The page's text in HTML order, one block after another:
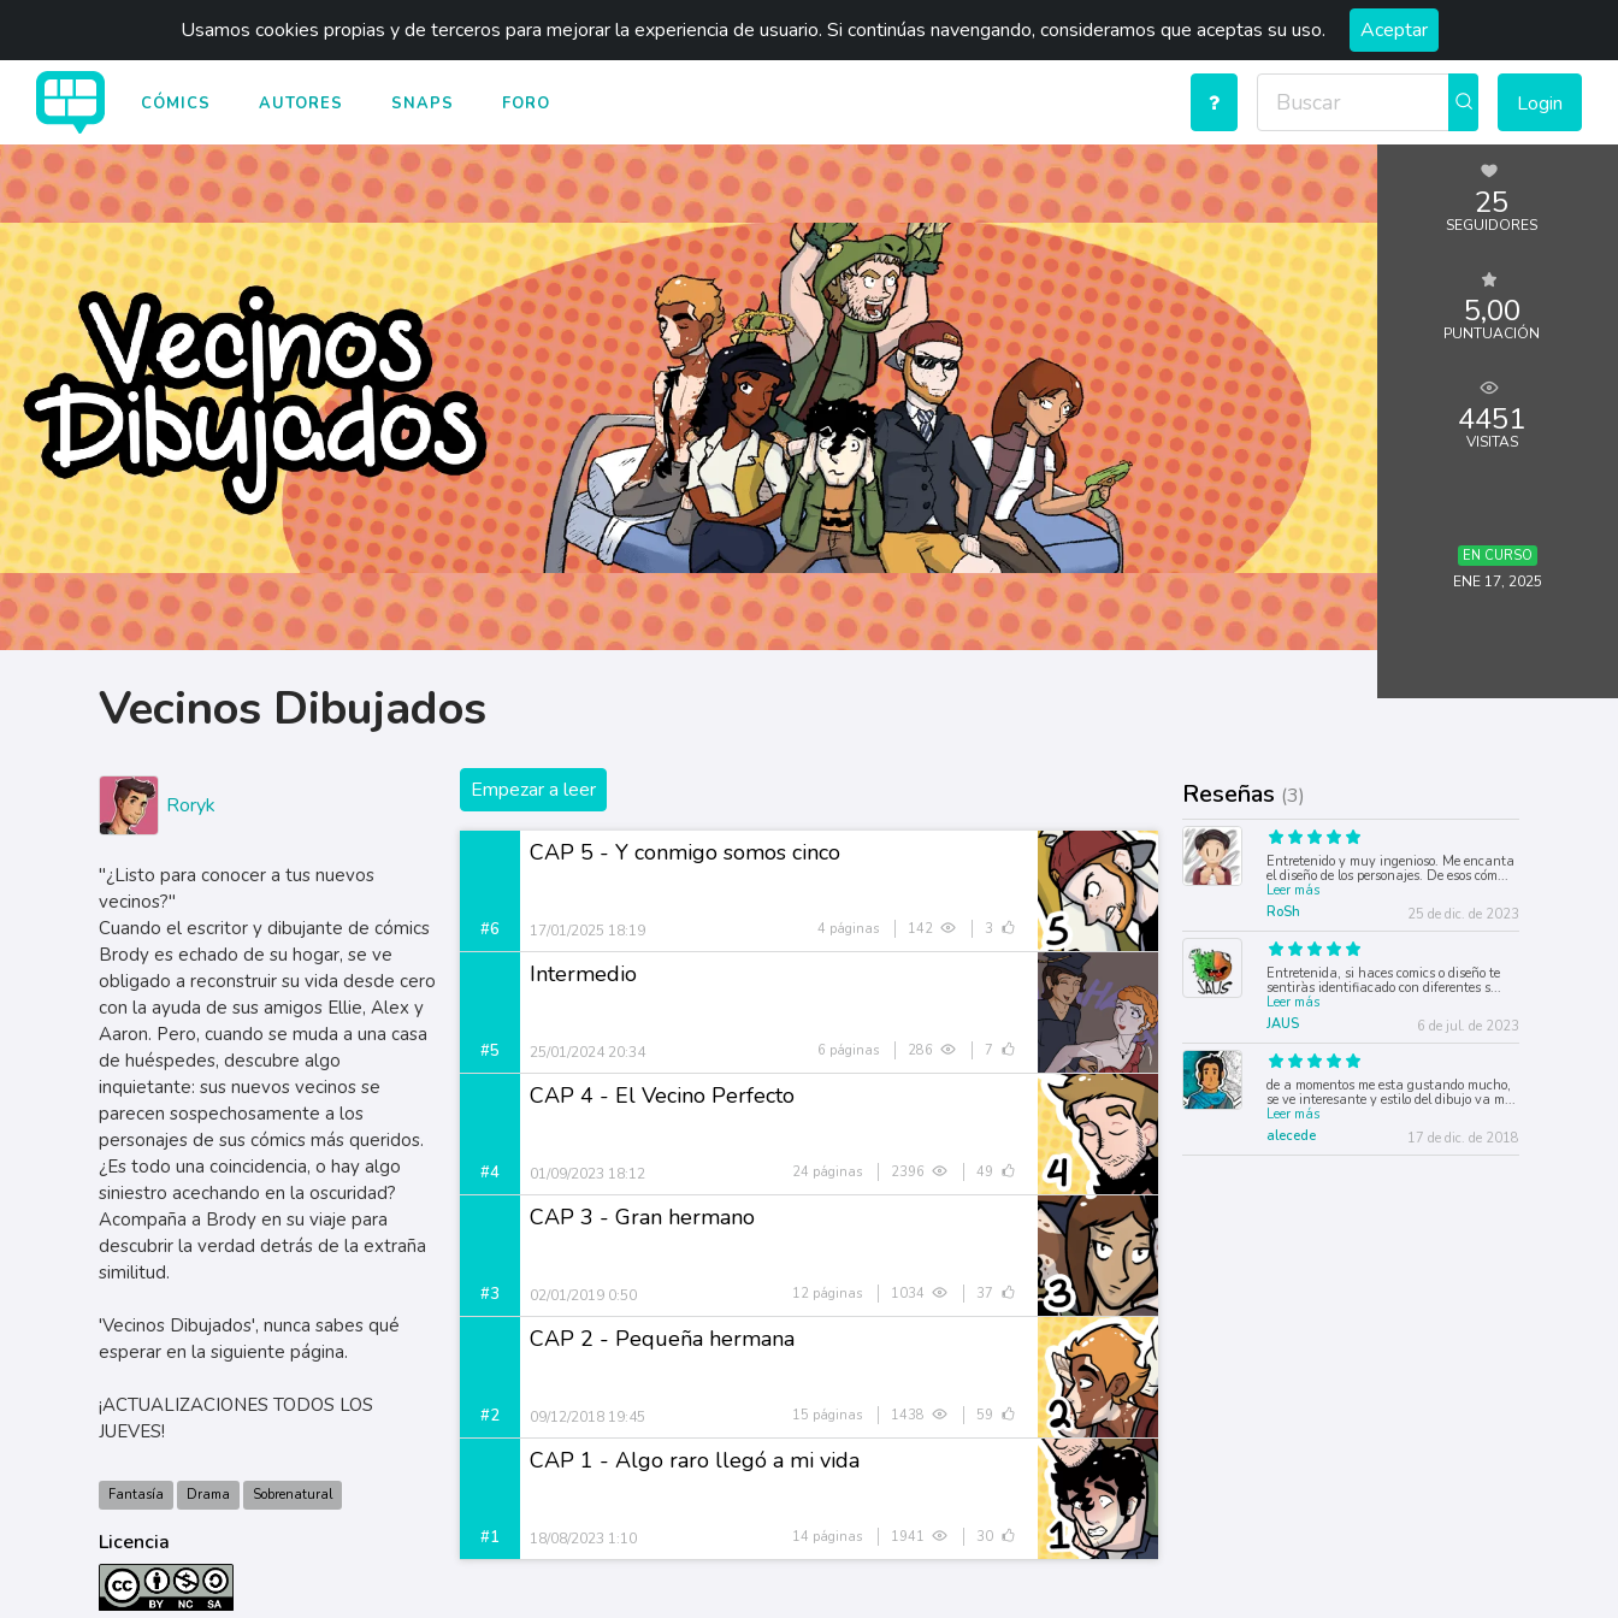
Usamos cookies propias y de terceros para mejorar la experiencia de usuario. Si continúas navengando, consideramos que aceptas su uso. Aceptar
CÓMICS AUTORES SNAPS FORO Login
25
SEGUIDORES
5,00
PUNTUACIÓN
4451
VISITAS
EN CURSO
ENE 17, 2025
Vecinos Dibujados
Roryk
"¿Listo para conocer a tus nuevos
vecinos?"
Cuando el escritor y dibujante de cómics
Brody es echado de su hogar, se ve
obligado a reconstruir su vida desde cero
con la ayuda de sus amigos Ellie, Alex y
Aaron. Pero, cuando se muda a una casa
de huéspedes, descubre algo
inquietante: sus nuevos vecinos se
parecen sospechosamente a los
personajes de sus cómics más queridos.
¿Es todo una coincidencia, o hay algo
siniestro acechando en la oscuridad?
Acompaña a Brody en su viaje para
descubrir la verdad detrás de la extraña
similitud.
'Vecinos Dibujados', nunca sabes qué
esperar en la siguiente página.
¡ACTUALIZACIONES TODOS LOS
JUEVES!
Fantasía Drama Sobrenatural
Licencia
Empezar a leer
#6
CAP 5 - Y conmigo somos cinco
17/01/2025 18:19 4 páginas 142 3
#5
Intermedio
25/01/2024 20:34 6 páginas 286 7
#4
CAP 4 - El Vecino Perfecto
01/09/2023 18:12 24 páginas 2396 49
#3
CAP 3 - Gran hermano
02/01/2019 0:50 12 páginas 1034 37
#2
CAP 2 - Pequeña hermana
09/12/2018 19:45 15 páginas 1438 59
#1
CAP 1 - Algo raro llegó a mi vida
18/08/2023 1:10 14 páginas 1941 30
Reseñas (3)
Entretenido y muy ingenioso. Me encanta
el diseño de los personajes. De esos cóm...
Leer más
RoSh
25 de dic. de 2023
Entretenida, si haces comics o diseño te
sentiràs identifiacado con diferentes s...
Leer más
JAUS
6 de jul. de 2023
de a momentos me esta gustando mucho,
se ve interesante y estilo del dibujo va m...
Leer más
alecede
17 de dic. de 2018